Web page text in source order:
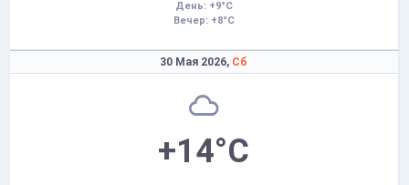
День: +9°C
Вечер: +8°C
30 Мая 2026, Сб
+14°C